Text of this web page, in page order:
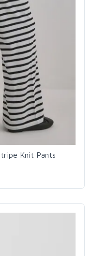
Knit Pants